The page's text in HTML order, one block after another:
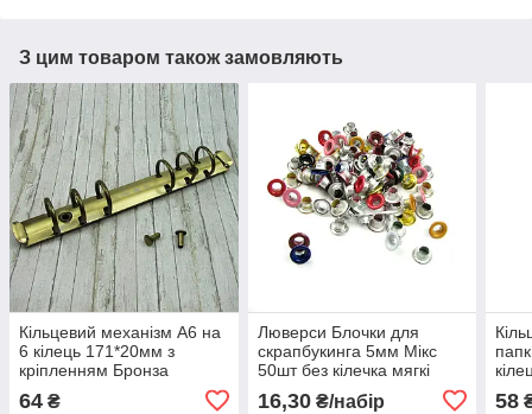
З цим товаром також замовляють
Кільцевий механізм А6 на
6 кілець 171*20мм з
кріпленням Бронза
64 ₴
Люверси Блочки для
скрапбукинга 5мм Мікс
50шт без кілечка мягкі
16,30₴/набір 58